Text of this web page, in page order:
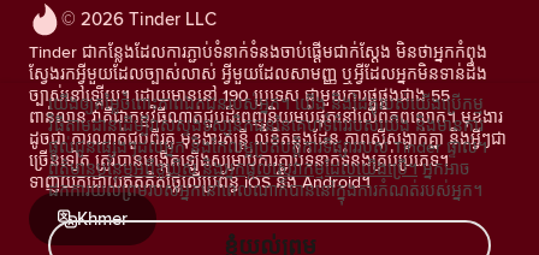
© 2026 Tinder LLC
Tinder ជាកន្លែងដែលការភ្ជាប់ទំនាក់ទំនងចាប់ផ្តើមជាក់ស្តែង មិនថាអ្នកកំពុង
ស្វែងរកអ្វីមួយដែលច្បាស់លាស់ អ្វីមួយដែលសាមញ្ញ ឬអ្វីដែលអ្នកមិនទាន់ដឹង
ច្បាស់នៅឡើយ។ ដោយមាននៅ 190 ប្រទេស ជាមួយការផ្គូផ្គងជាង 55
ពាន់លាន វាគឺជាកម្មវិធីណាត់ជួបដ៏ពេញនិយមបំផុតនៅលើពិភពលោក។ មុខងារ
ដូចជា ការណាត់ជួបពីរគូ មុខងារតន្រ្តី លិខិតឆ្លងដែន ភាពស៊ីសង្វាក់គ្នា និងអ្វីៗជា
ច្រើនទៀត ត្រូវបានបង្កើតឡើងសម្រាប់ការភ្ជាប់ទំនាក់ទំនងគ្រប់ប្រភេទ។
ទាញយកដោយឥតគិតថ្លៃលើប្រព័ន្ធ iOS និង Android។
Khmer
យើងឲ្យតម្លៃចំពោះភាពឯកជនរបស់អ្នក។ យើង និងដៃគូរបស់យើងប្រើកម្ម
វិធីតាមដានដើម្បីវាស់ស្ទង់ទស្សនិកជននៃគេហទំព័ររបស់យើង និងមានការ
ផ្តល់ជូនផ្សេងៗដល់អ្នក និងកែលម្អប្រតិបត្តិការទីផ្សាររបស់ Tinder ផ្ទាល់។
ព័ត៌មានបន្ថែមអំពីខូឃីស៍ និងអ្នកផ្តល់សេវាកម្មដែលយើងប្រើ។ អ្នកអាច
ដកការយល់ព្រមរបស់អ្នកនៅពេលណាក៏បាននៅក្នុងការកំណត់របស់អ្នក។
ខ្ញុំយល់ព្រម